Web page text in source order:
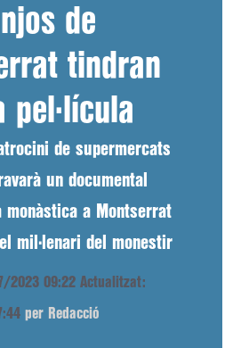
de
tindran
pel·lícula
de supermercats
un documental
monàstica a Montserrat
mil·lenari del monestir
2023 09:22 Actualitzat:
per Redacció